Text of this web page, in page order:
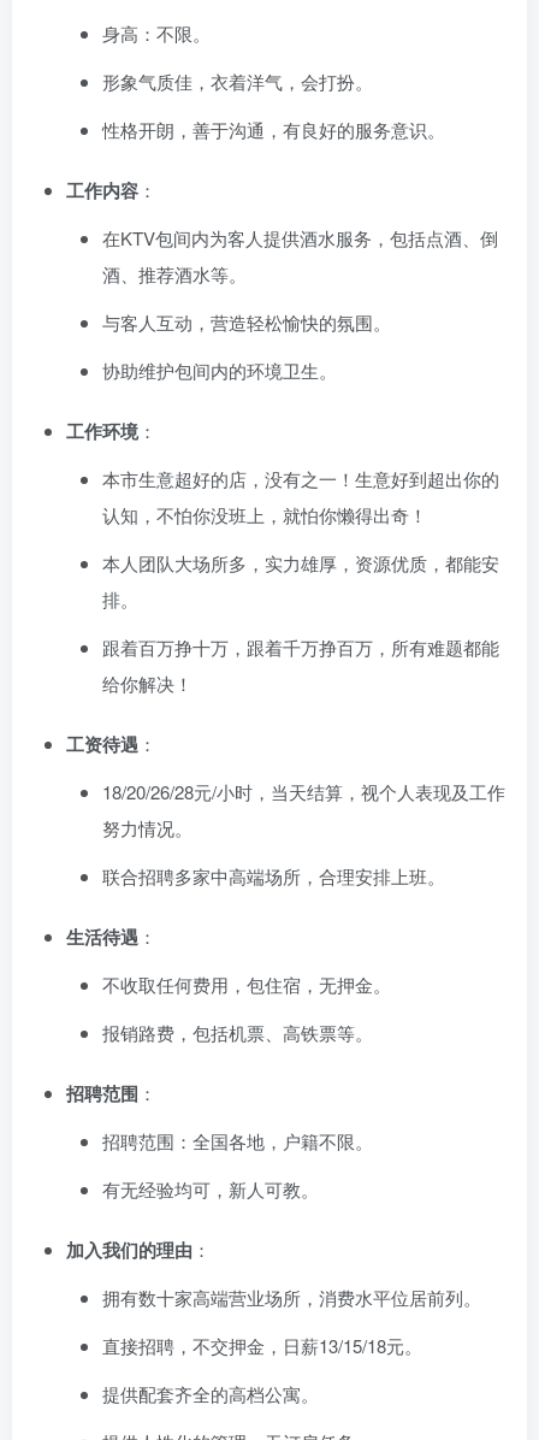
身高：不限。
形象气质佳，衣着洋气，会打扮。
性格开朗，善于沟通，有良好的服务意识。
工作内容 ：
在KTV包间内为客人提供酒水服务，包括点酒、倒
酒、推荐酒水等。
与客人互动，营造轻松愉快的氛围。
协助维护包间内的环境卫生。
工作环境：
本市生意超好的店，没有之一！生意好到超出你的
认知，不怕你没班上，就怕你懒得出奇！
本人团队大场所多，实力雄厚，资源优质，都能安
排。
跟着百万挣十万，跟着千万挣百万，所有难题都能
给你解决！
工资待遇 ：
18/20/26/28元/小时，当天结算，视个人表现及工作
努力情况。
联合招聘多家中高端场所，合理安排上班。
生活待遇 ：
不收取任何费用，包住宿，无押金。
报销路费，包括机票、高铁票等。
招聘范围 ：
招聘范围：全国各地，户籍不限。
有无经验均可，新人可教。
加入我们的理由 ：
拥有数十家高端营业场所，消费水平位居前列。
直接招聘，不交押金，日薪13/15/18元。
提供配套齐全的高档公寓。